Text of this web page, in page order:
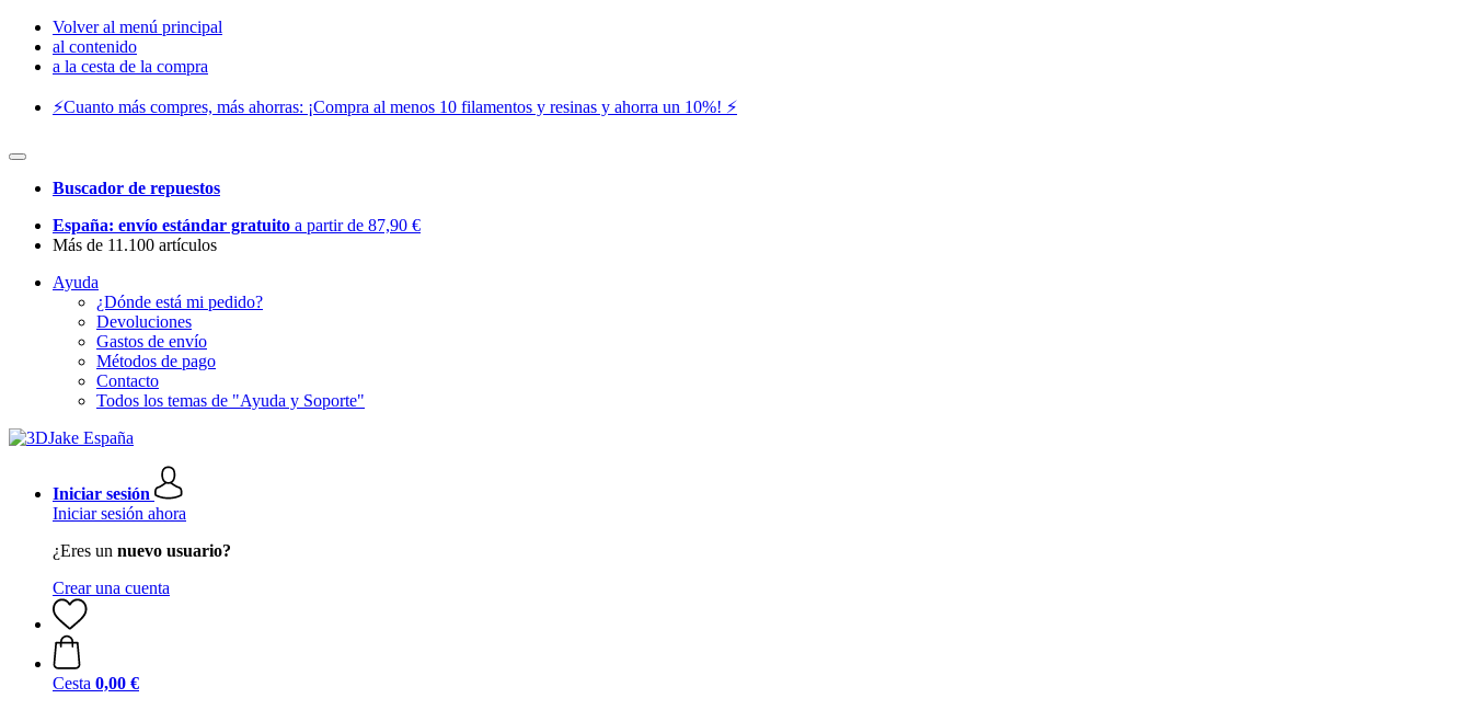
Volver al menú principal
al contenido
a la cesta de la compra
⚡️Cuanto más compres, más ahorras: ¡Compra al menos 10 filamentos y resinas y ahorra un 10%! ⚡️
Buscador de repuestos
España: envío estándar gratuito a partir de 87,90 €
Más de 11.100 artículos
Ayuda
¿Dónde está mi pedido?
Devoluciones
Gastos de envío
Métodos de pago
Contacto
Todos los temas de "Ayuda y Soporte"
Iniciar sesión
Iniciar sesión ahora
¿Eres un nuevo usuario?
Crear una cuenta
Cesta 0,00 €